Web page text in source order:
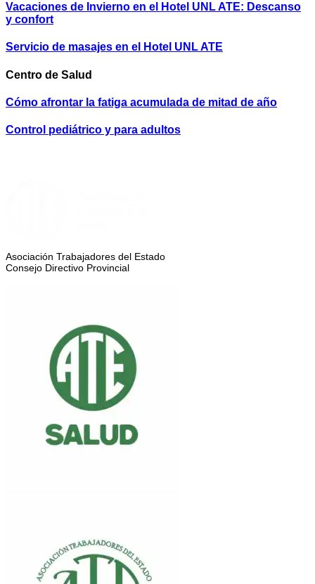
Vacaciones de Invierno en el Hotel UNL ATE: Descanso
y confort
Servicio de masajes en el Hotel UNL ATE
Centro de Salud
Cómo afrontar la fatiga acumulada de mitad de año
Control pediátrico y para adultos
Asociación Trabajadores del Estado
Consejo Directivo Provincial